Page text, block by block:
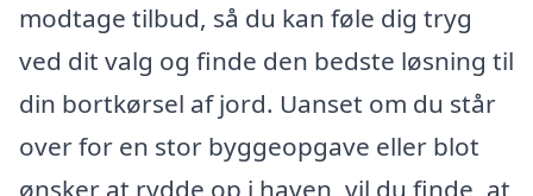
modtage tilbud, så du kan føle dig tryg
ved dit valg og finde den bedste løsning til
din bortkørsel af jord. Uanset om du står
over for en stor byggeopgave eller blot
ønsker at rydde op i haven, vil du finde, at